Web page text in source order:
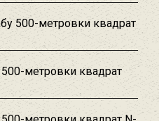
500-метровки квадрат
500-метровки квадрат